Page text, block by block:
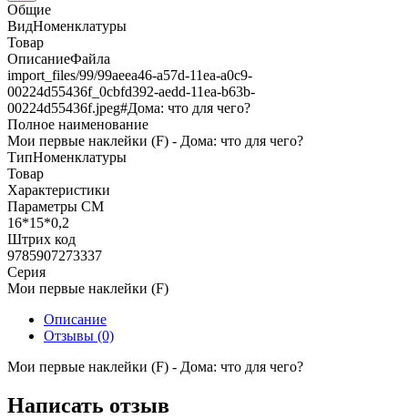
Общие
ВидНоменклатуры
Товар
ОписаниеФайла
import_files/99/99aeea46-a57d-11ea-a0c9-
00224d55436f_0cbfd392-aedd-11ea-b63b-
00224d55436f.jpeg#Дома: что для чего?
Полное наименование
Мои первые наклейки (F) - Дома: что для чего?
ТипНоменклатуры
Товар
Характеристики
Параметры СМ
16*15*0,2
Штрих код
9785907273337
Серия
Мои первые наклейки (F)
Описание
Отзывы (0)
Мои первые наклейки (F) - Дома: что для чего?
Написать отзыв